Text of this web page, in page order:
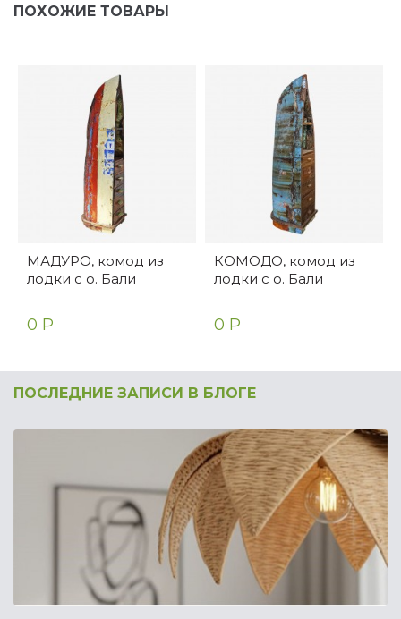
ПОХОЖИЕ ТОВАРЫ
МАДУРО, комод из
лодки с о. Бали
0 Р
КОМОДО, комод из
лодки с о. Бали
0 Р
ПОСЛЕДНИЕ ЗАПИСИ В БЛОГЕ